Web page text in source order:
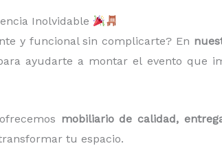
Inolvidable
y funcional sin complicarte? En
ayudarte a montar el evento que
mobiliario de calidad,
tu espacio.